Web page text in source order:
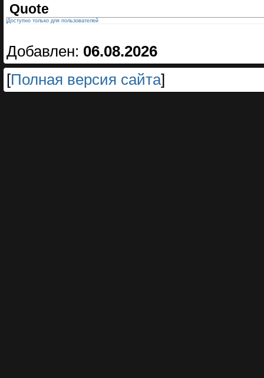
Quote
Доступно только для пользователей
Добавлен: 06.08.2026
[Полная версия сайта]